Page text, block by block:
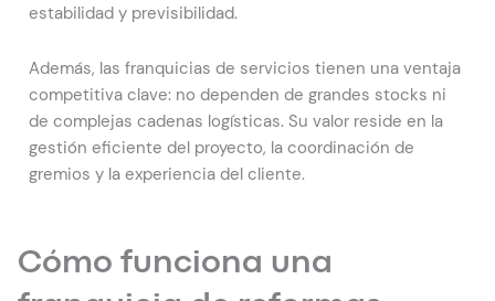
estabilidad y previsibilidad.
Además, las franquicias de servicios tienen una ventaja
competitiva clave: no dependen de grandes stocks ni
de complejas cadenas logísticas. Su valor reside en la
gestión eficiente del proyecto, la coordinación de
gremios y la experiencia del cliente.
Cómo funciona una